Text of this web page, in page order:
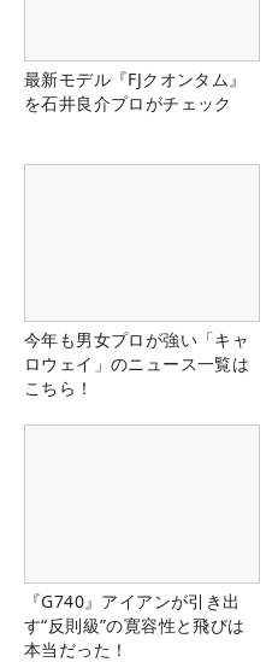
最新モデル『FJクオンタム』
を石井良介プロがチェック
今年も男女プロが強い「キャ
ロウェイ」のニュース一覧は
こちら！
『G740』アイアンが引き出
す“反則級”の寛容性と飛びは
本当だった！